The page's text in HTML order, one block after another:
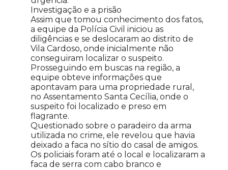
Investigação e a prisão
Assim que tomou conhecimento dos fatos,
a equipe da Polícia Civil iniciou as
diligências e se deslocaram ao distrito de
Vila Cardoso, onde inicialmente não
conseguiram localizar o suspeito.
Prosseguindo em buscas na região, a
equipe obteve informações que
apontavam para uma propriedade rural,
no Assentamento Santa Cecília, onde o
suspeito foi localizado e preso em
flagrante.
Questionado sobre o paradeiro da arma
utilizada no crime, ele revelou que havia
deixado a faca no sítio do casal de amigos.
Os policiais foram até o local e localizaram a
faca de serra com cabo branco e